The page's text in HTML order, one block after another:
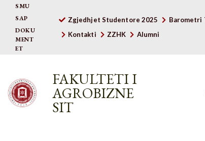
SMU
SAP
DOKU
MENT
ET
Zgjedhjet Studentore 2025 Barometri
Kontakti
ZZHK Alumni
FAKULTETI I
AGROBIZNE
SIT